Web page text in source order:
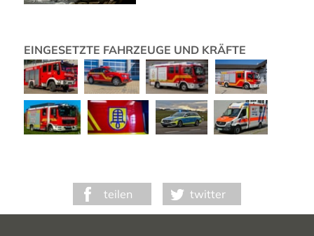
EINGESETZTE FAHRZEUGE UND KRÄFTE
teilen twitter